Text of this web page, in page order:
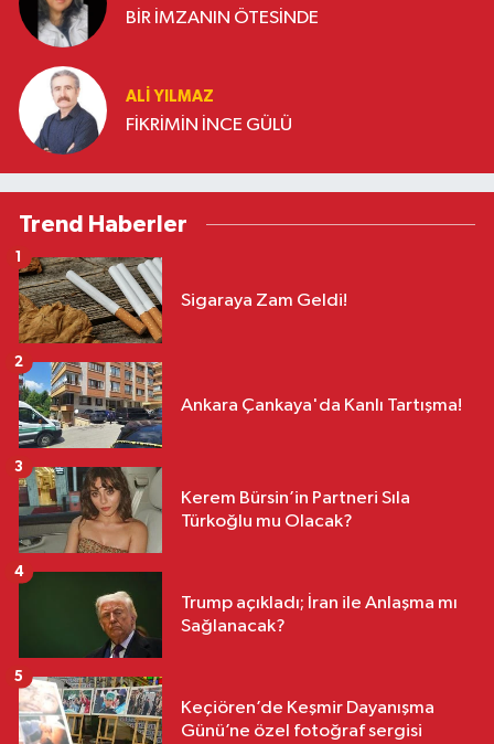
BİR İMZANIN ÖTESİNDE
ALI YILMAZ
FİKRİMİN İNCE GÜLÜ
Trend Haberler
Sigaraya Zam Geldi!
1
Ankara Çankaya'da Kanlı Tartışma!
2
Kerem Bürsin’in Partneri Sıla
Türkoğlu mu Olacak?
3
Trump açıkladı; İran ile Anlaşma mı
Sağlanacak?
4
Keçiören’de Keşmir Dayanışma
Günü’ne özel fotoğraf sergisi
5